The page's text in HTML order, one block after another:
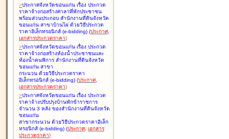
>ประกาศจังหวัดขอนแก่น เรื่อง ประกวด
ราคาจ้างก่อสร้างศาลาที่พักประชาชน
พร้อมส่วนประกอบ สำนักงานที่ดินจังหวัด
ขอนแก่น สาขาบ้านไผ่ ด้วยวิธีประกวด
ราคาอิเล็กทรอนิกส์ (e-bidding) (ประกาศ,
เอกสารประกวดราคา)
>ประกาศจังหวัดขอนแก่น เรื่อง ประกวด
ราคาจ้างก่อสร้างห้องน้ำประชาชนและ
ห้องน้ำคนพิการ สำนักงานที่ดินจังหวัด
ขอนแก่น สาขา
กระนวน ด้วยวิธีประกวดราคา
อิเล็กทรอนิกส์ (e-bidding) (ประกาศ,
เอกสารประกวดราคา)
>ประกาศจังหวัดขอนแก่น เรื่อง ประกวด
ราคาจ้างปรับปรุงบ้านพักข้าราชการ
จำนวน 3 หลัง ของสำนักงานที่ดินจังหวัด
ขอนแก่น
สาขากระนวน ด้วยวิธีประกวดราคาอิเล็ก
ทรอนิกส์ (e-bidding) (ประกาศ, เอกสาร
ประกวดราคา)